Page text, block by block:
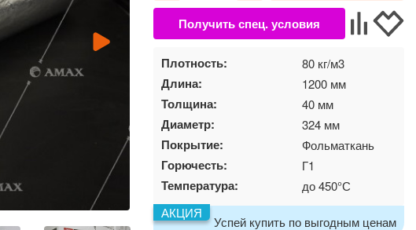
Плотность: 80 кг/м3
Длина: 1200 мм
Толщина: 40 мм
Диаметр: 324 мм
Покрытие: Фольматкань
Горючесть: Г1
Температура: до 450°С
Успей купить по выгодным ценам
АКЦИЯ